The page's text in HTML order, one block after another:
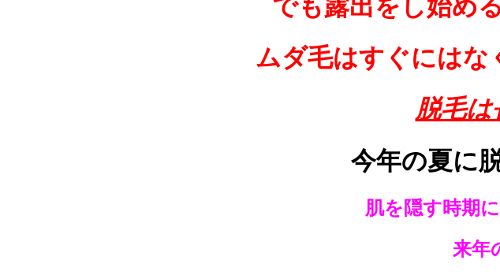
でも露出をし始め
ムダ毛はすぐには
脱毛は
今年の夏に
肌を隠す時期
来年